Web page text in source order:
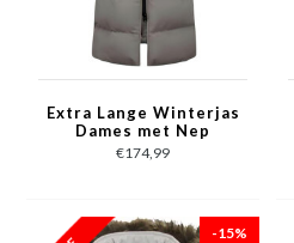
Extra Lange Winterjas
Dames met Nep
Bontkraag - Grijs
€174,99
-15%